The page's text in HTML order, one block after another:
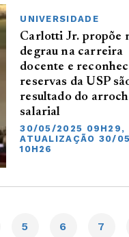
UNIVERSIDADE
Carlotti Jr. propõe
degrau na carreira
docente e
reservas da USP
resultado do
salarial
30/05/2025 09H29,
ATUALIZAÇÃO 30/
10H26
5 6 7